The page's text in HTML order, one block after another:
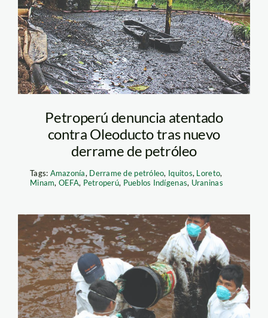
Petroperú denuncia atentado
contra Oleoducto tras nuevo
derrame de petróleo
Tags: Amazonía, Derrame de petróleo, Iquitos, Loreto,
Minam, OEFA, Petroperú, Pueblos Indígenas, Uraninas
cuarto derrame